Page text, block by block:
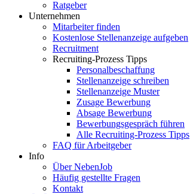
Ratgeber
Unternehmen
Mitarbeiter finden
Kostenlose Stellenanzeige aufgeben
Recruitment
Recruiting-Prozess Tipps
Personalbeschaffung
Stellenanzeige schreiben
Stellenanzeige Muster
Zusage Bewerbung
Absage Bewerbung
Bewerbungsgespräch führen
Alle Recruiting-Prozess Tipps
FAQ für Arbeitgeber
Info
Über NebenJob
Häufig gestellte Fragen
Kontakt